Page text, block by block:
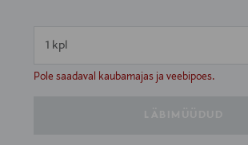
1 kpl
Pole saadaval kaubamajas ja veebipoes.
null